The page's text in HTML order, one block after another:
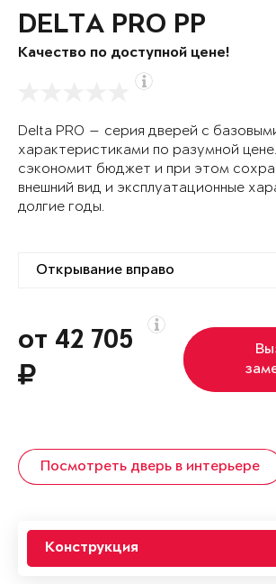
DELTA PRO PP
Качество по доступной цене!
Delta PRO — серия дверей с
характеристиками по разумной
сэкономит бюджет и при этом
внешний вид и эксплуатационные
долгие годы.
от 42 705
Посмотреть дверь в интерьере
Конструкция